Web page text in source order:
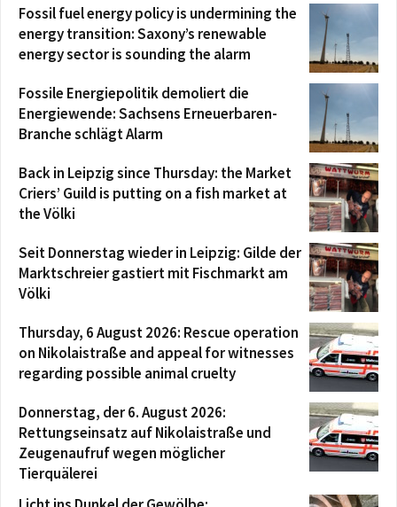
Fossil fuel energy policy is undermining the
energy transition: Saxony’s renewable
energy sector is sounding the alarm
Fossile Energiepolitik demoliert die
Energiewende: Sachsens Erneuerbaren-
Branche schlägt Alarm
Back in Leipzig since Thursday: the Market
Criers’ Guild is putting on a fish market at
the Völki
Seit Donnerstag wieder in Leipzig: Gilde der
Marktschreier gastiert mit Fischmarkt am
Völki
Thursday, 6 August 2026: Rescue operation
on Nikolaistraße and appeal for witnesses
regarding possible animal cruelty
Donnerstag, der 6. August 2026:
Rettungseinsatz auf Nikolaistraße und
Zeugenaufruf wegen möglicher
Tierquälerei